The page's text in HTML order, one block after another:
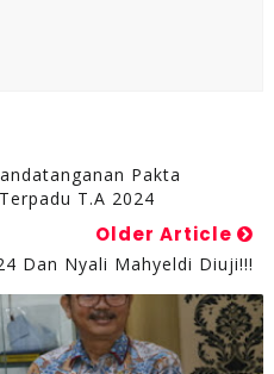
Pakta
T.A 2024
Older Article
Dan Nyali Mahyeldi Diuji!!!